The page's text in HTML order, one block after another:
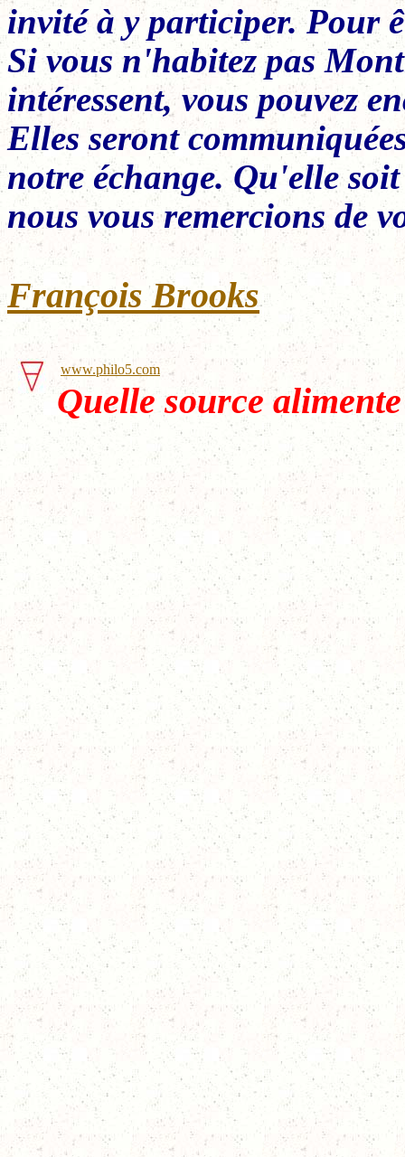
invité à y participer. Pour
Si vous n'habitez pas
intéressent, vous pouvez
Elles seront
notre échange. Qu'elle
nous vous remercions de
François Brooks
www.philo5.com
Quelle source